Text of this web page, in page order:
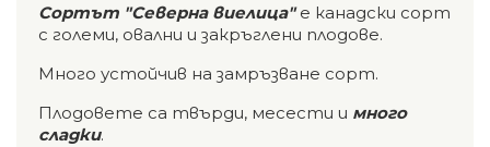
Сортът "Северна виелица"е канадски сорт
с големи, овални и закръглени плодове.
Много устойчив на замръзване сорт.
Плодовете са твърди, месести и много
сладки.